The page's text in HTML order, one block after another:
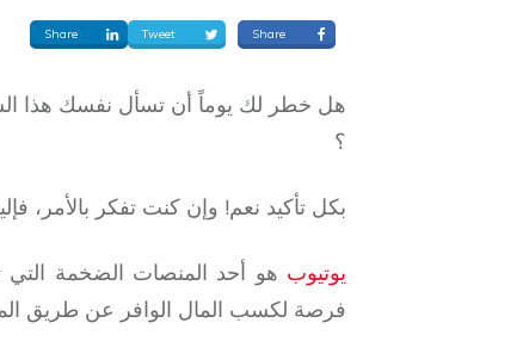
Share
Tweet
Share
هل خطر لك يوماً أن تسأل نفسك هذا
؟
بكل تأكيد نعم! وإن كنت تفكر بالأمر،
يوتيوب هو أحد المنصات الضخمة
فرصة لكسب المال الوافر عن طريق